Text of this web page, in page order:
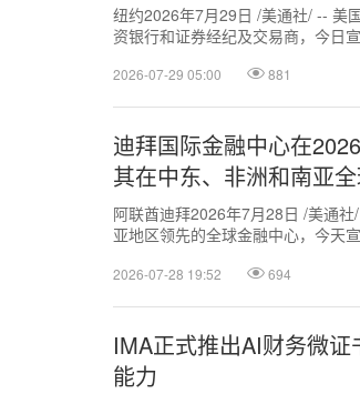
纽约2026年7月29日 /美通社/ -- 美
资银行和证券经纪及交易商，今日
2026-07-29 05:00 881
迪拜国际金融中心在
其在中东、非洲和南亚
阿联酋迪拜2026年7月28日 /美通
亚地区领先的全球金融中心，今天
2026-07-28 19:52 694
IMA正式推出AI财务微
能力